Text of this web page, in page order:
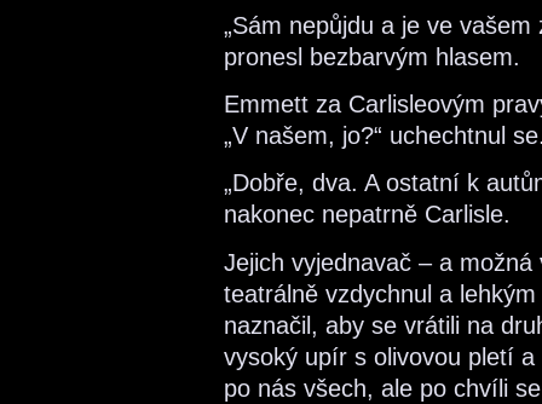
„Sám nepůjdu a je ve
pronesl bezbarvým hlasem.
Emmett za Carlisleovým
„V našem, jo?“ uchechtnul
„Dobře, dva. A ostatní k
nakonec nepatrně Carlisle.
Jejich vyjednavač – a
teatrálně vzdychnul a
naznačil, aby se vrátili na
vysoký upír s olivovou pletí
po nás všech, ale po chvíli